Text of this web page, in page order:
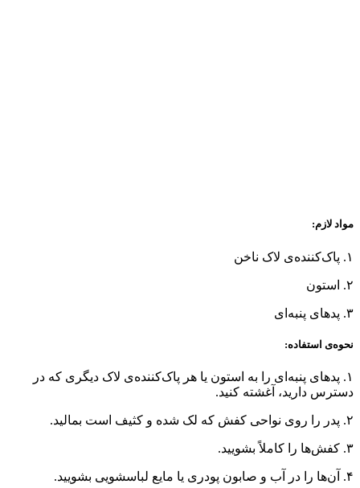
مواد لازم:
۱. پاک‌کننده‌ی لاک ناخن
۲. استون
۳. پدهای پنبه‌ای
نحوه‌ی استفاده:
۱. پدهای پنبه‌ای را به استون یا هر پاک‌کننده‌ی لاک دیگری که در
دسترس دارید، آغشته کنید.
۲. پدر را روی نواحی کفش که لک شده و کثیف است بمالید.
۳. کفش‌ها را کاملاً بشویید.
۴. آن‌ها را در آب و صابون پودری یا مایع لباسشویی بشویید.